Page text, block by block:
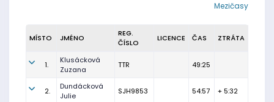
Mezičasy
MÍSTO JMÉNO
REG.
ČÍSLO
LICENCE ČAS ZTRÁTA
1.
Klusácková
Zuzana
TTR 49:25
2.
Dundácková
Julie
SJH9853 54:57 + 5:32